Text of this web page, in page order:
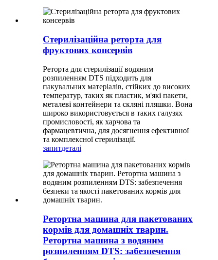
Стерилізаційна реторта для
фруктових консервів
Реторта для стерилізації водяним
розпиленням DTS підходить для
пакувальних матеріалів, стійких до високих
температур, таких як пластик, м'які пакети,
металеві контейнери та скляні пляшки. Вона
широко використовується в таких галузях
промисловості, як харчова та
фармацевтична, для досягнення ефективної
та комплексної стерилізації.
запитдеталі
Ретортна машина для пакетованих
кормів для домашніх тварин.
Ретортна машина з водяним
розпиленням DTS: забезпечення